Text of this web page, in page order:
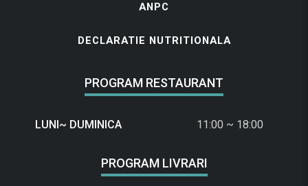
ANPC
DECLARATIE NUTRITIONALA
PROGRAM RESTAURANT
LUNI~ DUMINICA 11:00 ~ 18:00
PROGRAM LIVRARI